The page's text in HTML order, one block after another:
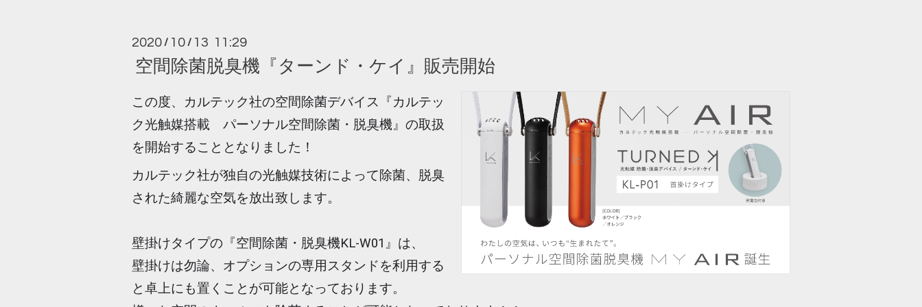
2020 / 10 / 13 11:29
空間除菌脱臭機『ターンド・ケイ』販売開始
この度、カルテック社の空間除菌デバイス『カルテッ
ク光触媒搭載 パーソナル空間除菌・脱臭機』の取扱
を開始することとなりました！
カルテック社が独自の光触媒技術によって除菌、脱臭
された綺麗な空気を放出致します。
壁掛けタイプの『空間除菌・脱臭機KL-W01』は、
壁掛けは勿論、オプションの専用スタンドを利用する
と卓上にも置くことが可能となっております。